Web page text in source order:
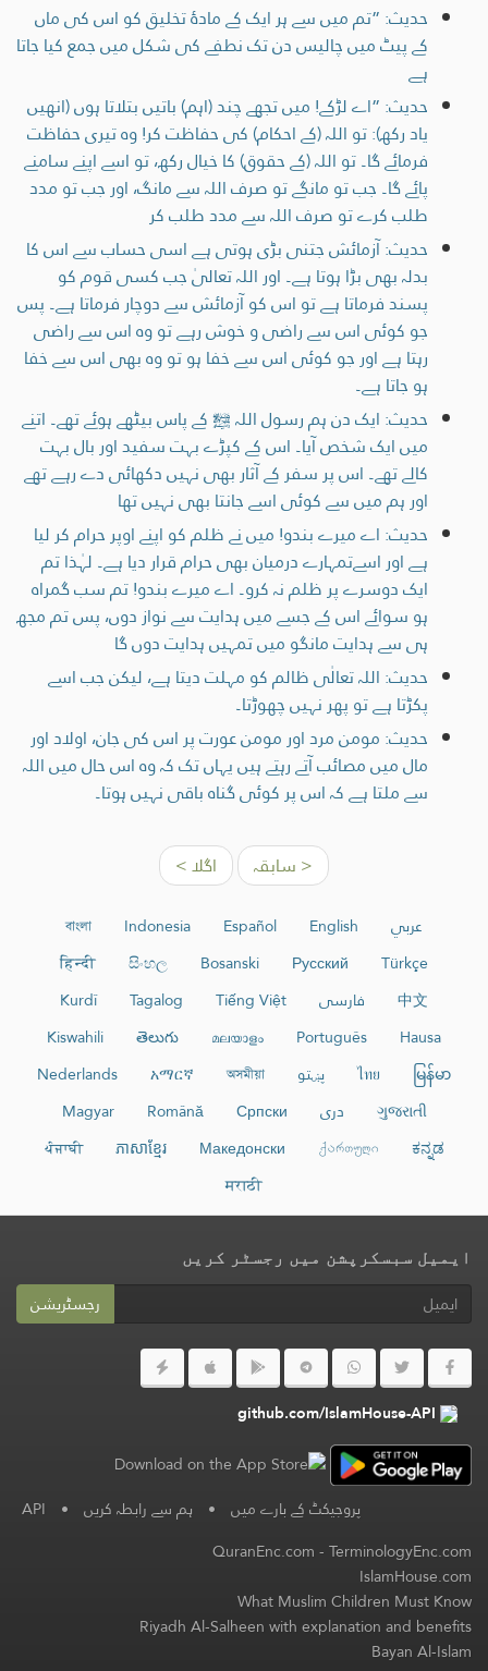
حدیث: ”تم میں سے ہر ایک کے مادۂ تخلیق کو اس کی ماں
کے پیٹ میں چالیس دن تک نطفے کی شكل میں جمع كيا جاتا
ہے
حدیث: ”اے لڑکے! میں تجھے چند (اہم) باتیں بتلاتا ہوں (انھیں
یاد رکھ): تو اللہ (کے احکام) کی حفاظت کر! وہ تیری حفاظت
فرمائے گا۔ تو اللہ (کے حقوق) کا خیال رکھ، تو اسے اپنے سامنے
پائے گا۔ جب تو مانگے تو صرف اللہ سے مانگ، اور جب تو مدد
طلب کرے تو صرف اللہ سے مدد طلب کر
حدیث: آزمائش جتنی بڑی ہوتی ہے اسی حساب سے اس کا
بدلہ بھی بڑا ہوتا ہے۔ اور اللہ تعالیٰ جب کسی قوم کو
پسند فرماتا ہے تو اس کو آزمائش سے دوچار فرماتا ہے۔ پس
جو کوئی اس سے راضی و خوش رہے تو وہ اس سے راضی
رہتا ہے اور جو کوئی اس سے خفا ہو تو وہ بھی اس سے خفا
ہو جاتا ہے۔
حدیث: ایک دن ہم رسول اللہ ﷺ کے پاس بیٹھے ہوئے تھے۔ اتنے
میں ایک شخص آیا۔ اس کے کپڑے بہت سفید اور بال بہت
کالے تھے۔ اس پر سفر کے آثار بھی نہیں دکھائی دے رہے تھے
اور ہم میں سے کوئی اسے جانتا بھی نہیں تھا
حدیث: اے میرے بندو! میں نے ظلم کو اپنے اوپر حرام کر لیا
ہے اور اسےتمہارے درمیان بھی حرام قرار دیا ہے۔ لہٰذا تم
ایک دوسرے پر ظلم نہ کرو۔ اے میرے بندو! تم سب گمراہ
ہو سوائے اس کے جسے میں ہدایت سے نواز دوں، پس تم مجھ
ہی سے ہدایت مانگو میں تمہیں ہدایت دوں گا
حدیث: اللہ تعالٰی ظالم کو مہلت دیتا ہے، لیکن جب اسے
پکڑتا ہے تو پھر نہیں چھوڑتا۔
حدیث: مومن مرد اور مومن عورت پر اس کی جان، اولاد اور
مال میں مصائب آتے رہتے ہیں یہاں تک کہ وہ اس حال میں اللہ
سے ملتا ہے کہ اس پر کوئی گناہ باقی نہیں ہوتا۔
< سابقہ اگلا >
عربي English
Español
Indonesia
বাংলা
Türkçe
Русский
Bosanski
සිංහල
हिन्दी
中文
فارسی Tiếng Việt
Tagalog
Kurdî
Hausa
Português
മലയാളം
తెలుగు
Kiswahili
မြန်မာ
ไทย پښتو অসমীয়া
አማርኛ
Nederlands
ગુજરાતી
دری Српски
Română
Magyar
ಕನ್ನಡ
ქართული
Македонски
ភាសាខ្មែរ
ਪੰਜਾਬੀ
मराठी
ایمیل سبسکرپشن میں رجسٹر کریں
رجسٹریشن
github.com/IslamHouse-API
پروجیکٹ کے بارے میں • ہم سے رابطہ کریں •
API
QuranEnc.com-TerminologyEnc.com
IslamHouse.com
What Muslim Children Must Know
Riyadh Al-Salheen with explanation and benefits
Bayan Al-Islam